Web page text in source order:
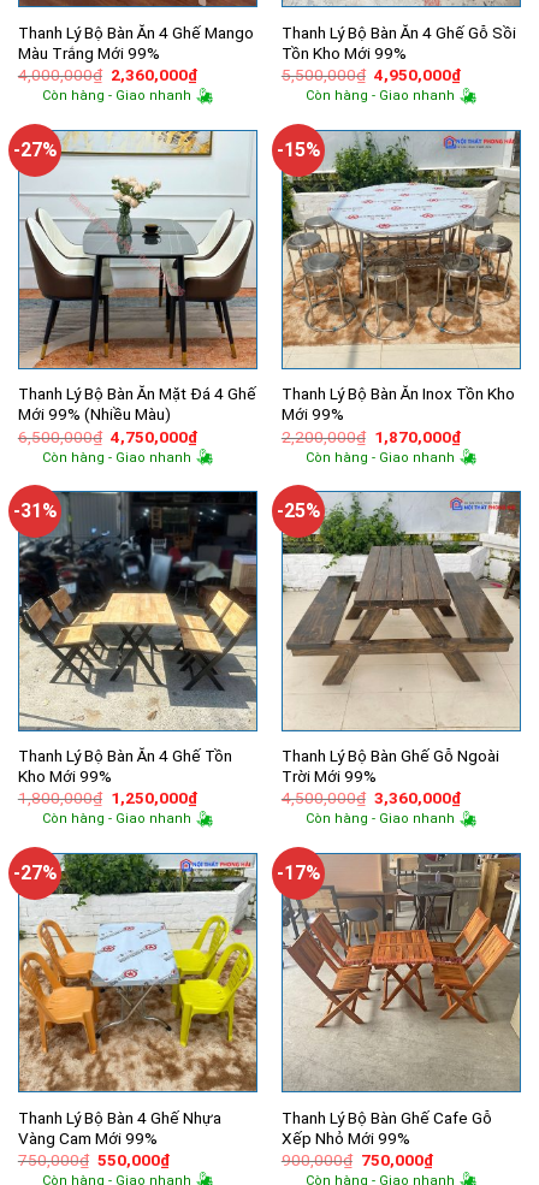
Thanh Lý Bộ Bàn Ăn 4 Ghế Mango
Màu Trắng Mới 99%
4,000,000₫ Giá
gốc
là:
2,360,000₫Giá
hiện
tại
2,360,000₫.
Còn hàng - Giao nhanh
Thanh Lý Bộ Bàn Ăn 4 Ghế Gỗ Sồi
Tồn Kho Mới 99%
5,500,000₫ Giá
gốc
là:
4,950,000₫Giá
hiện
tại
Còn hàng - Giao nhanh
-27%
Thanh Lý Bộ Bàn Ăn Mặt Đá 4 Ghế
Mới 99% (Nhiều Màu)
6,500,000₫ Giá
gốc
là:
4,750,000₫Giá
hiện
tại
4,750,000₫.
Còn hàng - Giao nhanh
-15%
Thanh Lý Bộ Bàn Ăn Inox Tồn Kho
Mới 99%
2,200,000₫ Giá
gốc
là:
1,870,000₫Giá
hiện
tại
Còn hàng - Giao nhanh
-31%
Thanh Lý Bộ Bàn Ăn 4 Ghế Tồn
Kho Mới 99%
1,800,000₫ Giá
gốc
là:
1,250,000₫Giá
hiện
tại
1,250,000₫.
Còn hàng - Giao nhanh
-25%
Thanh Lý Bộ Bàn Ghế Gỗ Ngoài
Trời Mới 99%
4,500,000₫ Giá
gốc
là:
3,360,000₫Giá
hiện
tại
Còn hàng - Giao nhanh
-27%
Thanh Lý Bộ Bàn 4 Ghế Nhựa
Vàng Cam Mới 99%
750,000₫ Giá
gốc
550,000₫Giá
hiện
Còn hàng - Giao nhanh
-17%
Thanh Lý Bộ Bàn Ghế Cafe Gỗ
Xếp Nhỏ Mới 99%
900,000₫ Giá
gốc
750,000₫Giá
hiện
Còn hàng - Giao nhanh